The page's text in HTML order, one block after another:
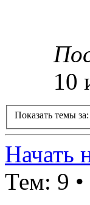
10
Показать темы за:
Начать
Тем: 9 •